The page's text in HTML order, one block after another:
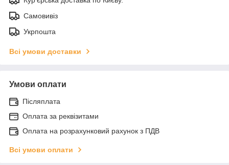
Самовивіз
Укрпошта
Всі умови доставки
Умови оплати
Післяплата
Оплата за реквізитами
Оплата на розрахунковий рахунок з ПДВ
Всі умови оплати